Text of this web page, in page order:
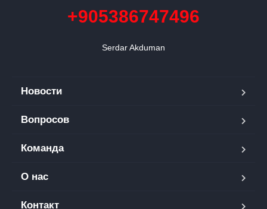
+905386747496
Serdar Akduman
Новости
Вопросов
Команда
О нас
Контакт